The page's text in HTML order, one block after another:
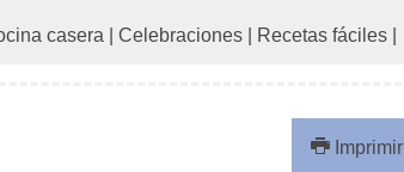
casera Celebraciones Recetas fáciles
Imprimir